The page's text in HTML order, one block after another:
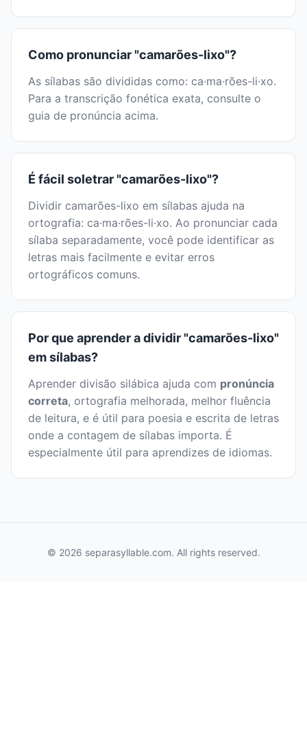
Como pronunciar "camarões-lixo"?
As sílabas são divididas como: ca·ma·rões-li·xo.
Para a transcrição fonética exata, consulte o
guia de pronúncia acima.
É fácil soletrar "camarões-lixo"?
Dividir camarões-lixo em sílabas ajuda na
ortografia: ca·ma·rões-li·xo. Ao pronunciar cada
sílaba separadamente, você pode identificar as
letras mais facilmente e evitar erros
ortográficos comuns.
Por que aprender a dividir "camarões-lixo"
em sílabas?
Aprender divisão silábica ajuda com pronúncia
correta, ortografia melhorada, melhor fluência
de leitura, e é útil para poesia e escrita de letras
onde a contagem de sílabas importa. É
especialmente útil para aprendizes de idiomas.
© 2026 separasyllable.com. All rights reserved.